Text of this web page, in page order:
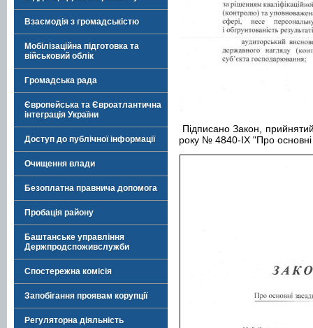
Взаємодія з громадськістю
Мобілізаційна підготовка та
військовий облік
Громадська рада
Європейська та Євроатлантична
інтеграція України
Доступ до публічної інформації
Очищення влади
Безоплатна правнича допомога
Пробація району
Баштанське управління
Держпродспоживслужби
Спостережна комісія
Запобігання проявам корупції
Регуляторна діяльність
Підписано Закон,
року № 4840-IX "Про